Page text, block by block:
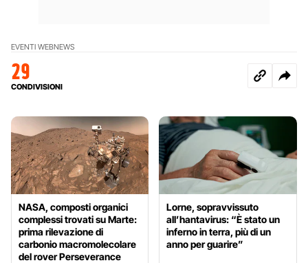
EVENTI WEBNEWS
29
CONDIVISIONI
NASA, composti organici
complessi trovati su Marte:
prima rilevazione di
carbonio macromolecolare
del rover Perseverance
Lorne, sopravvissuto
all’hantavirus: “È stato un
inferno in terra, più di un
anno per guarire”